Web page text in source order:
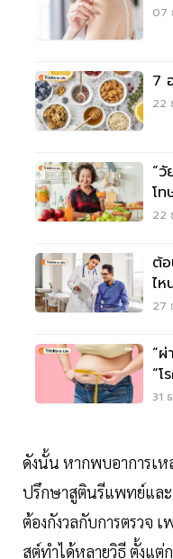
07
7
22
“
โท
22
ต้
ไ
27
“
“โ
31
ดังนั้น หากพบอาการเห
ปรึกษาสูตินรีแพทย์และ
ต้องกังวลกับการตรวจ
สต์ทำได้หลายวิธี ตั้งแต่